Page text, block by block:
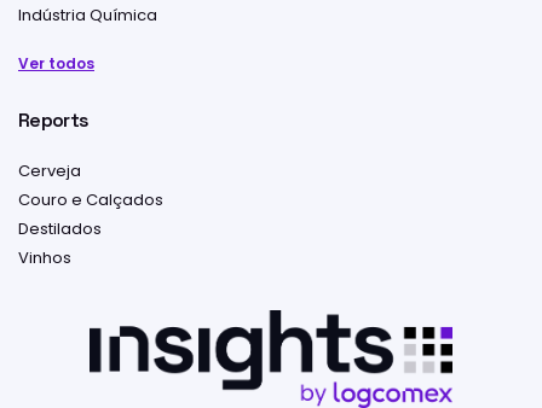
Indústria Química
Ver todos
Reports
Cerveja
Couro e Calçados
Destilados
Vinhos